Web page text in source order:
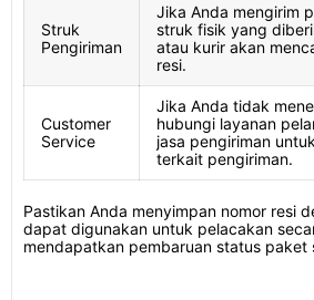
Struk
Pengiriman
Jika Anda mengirim
struk fisik yang
atau kurir akan
resi.
Customer
Service
Jika Anda tidak
hubungi layanan
jasa pengiriman
terkait pengiriman.
Pastikan Anda menyimpan nomor resi
dapat digunakan untuk pelacakan
mendapatkan pembaruan status paket